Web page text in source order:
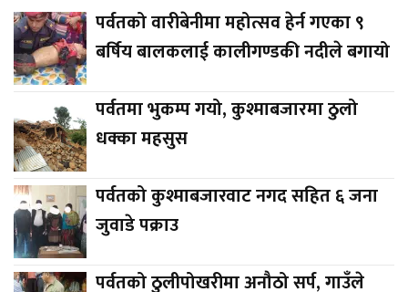
पर्वतको वारीबेनीमा महोत्सव हेर्न गएका ९
बर्षिय बालकलाई कालीगण्डकी नदीले बगायो
पर्वतमा भुकम्प गयो, कुश्माबजारमा ठुलो
धक्का महसुस
पर्वतको कुश्माबजारवाट नगद सहित ६ जना
जुवाडे पक्राउ
पर्वतको ठुलीपोखरीमा अनौठो सर्प, गाउँले